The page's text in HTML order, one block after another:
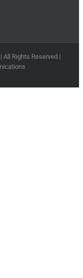
Rights Reserved |